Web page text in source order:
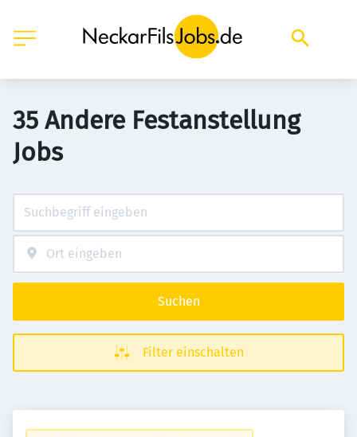
35 Andere Festanstellung
Jobs
Suchen
Filter einschalten